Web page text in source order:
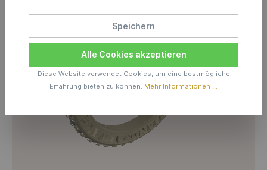
Speichern
Alle Cookies akzeptieren
Diese Website verwendet Cookies, um eine bestmögliche
Erfahrung bieten zu können. Mehr Informationen ...